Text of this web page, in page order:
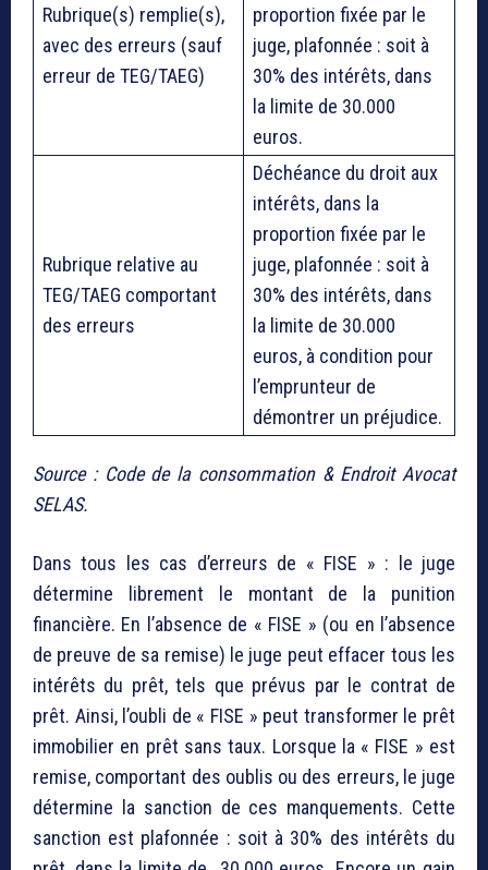
Rubrique(s) remplie(s),
avec des erreurs (sauf
erreur de TEG/TAEG)
proportion fixée par le
juge, plafonnée : soit à
30% des intérêts, dans
la limite de 30.000
euros.
Rubrique relative au
TEG/TAEG comportant
des erreurs
Déchéance du droit aux
intérêts, dans la
proportion fixée par le
juge, plafonnée : soit à
30% des intérêts, dans
la limite de 30.000
euros, à condition pour
l’emprunteur de
démontrer un préjudice.
Source : Code de la consommation & Endroit Avocat
SELAS.
Dans tous les cas d’erreurs de « FISE » : le juge
détermine librement le montant de la punition
financière. En l’absence de « FISE » (ou en l’absence
de preuve de sa remise) le juge peut effacer tous les
intérêts du prêt, tels que prévus par le contrat de
prêt. Ainsi, l’oubli de « FISE » peut transformer le prêt
immobilier en prêt sans taux. Lorsque la « FISE » est
remise, comportant des oublis ou des erreurs, le juge
détermine la sanction de ces manquements. Cette
sanction est plafonnée : soit à 30% des intérêts du